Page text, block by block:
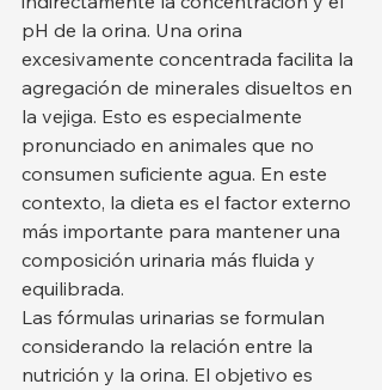
pH de la orina. Una orina
excesivamente concentrada facilita la
agregación de minerales disueltos en
la vejiga. Esto es especialmente
pronunciado en animales que no
consumen suficiente agua. En este
contexto, la dieta es el factor externo
más importante para mantener una
composición urinaria más fluida y
equilibrada.
Las fórmulas urinarias se formulan
considerando la relación entre la
nutrición y la orina. El objetivo es